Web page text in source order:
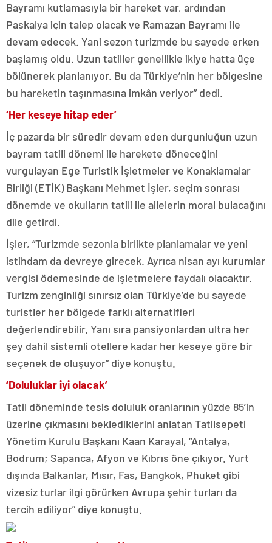
Bayramı kutlamasıyla bir hareket var, ardından
Paskalya için talep olacak ve Ramazan Bayramı ile
devam edecek. Yani sezon turizmde bu sayede erken
başlamış oldu. Uzun tatiller genellikle ikiye hatta üçe
bölünerek planlanıyor. Bu da Türkiye’nin her bölgesine
bu hareketin taşınmasına imkân veriyor” dedi.
‘Her keseye hitap eder’
İç pazarda bir süredir devam eden durgunluğun uzun
bayram tatili dönemi ile harekete döneceğini
vurgulayan Ege Turistik İşletmeler ve Konaklamalar
Birliği (ETİK) Başkanı Mehmet İşler, seçim sonrası
dönemde ve okulların tatili ile ailelerin moral bulacağını
dile getirdi.
İşler, “Turizmde sezonla birlikte planlamalar ve yeni
istihdam da devreye girecek. Ayrıca nisan ayı kurumlar
vergisi ödemesinde de işletmelere faydalı olacaktır.
Turizm zenginliği sınırsız olan Türkiye’de bu sayede
turistler her bölgede farklı alternatifleri
değerlendirebilir. Yanı sıra pansiyonlardan ultra her
şey dahil sistemli otellere kadar her keseye göre bir
seçenek de oluşuyor” diye konuştu.
‘Doluluklar iyi olacak’
Tatil döneminde tesis doluluk oranlarının yüzde 85’in
üzerine çıkmasını beklediklerini anlatan Tatilsepeti
Yönetim Kurulu Başkanı Kaan Karayal, “Antalya,
Bodrum; Sapanca, Afyon ve Kıbrıs öne çıkıyor. Yurt
dışında Balkanlar, Mısır, Fas, Bangkok, Phuket gibi
vizesiz turlar ilgi görürken Avrupa şehir turları da
tercih ediliyor” diye konuştu.